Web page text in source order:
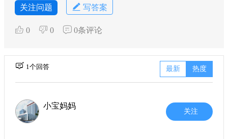
关注问题 写答案
0 0 0条评论
1个回答 最新 热度
小宝妈妈
关注